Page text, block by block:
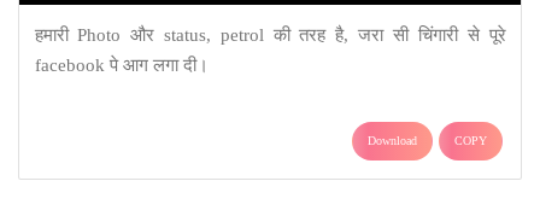
हमारी Photo और status, petrol की तरह है, जरा सी चिंगारी से पूरे
facebook पे आग लगा दी।
Download COPY